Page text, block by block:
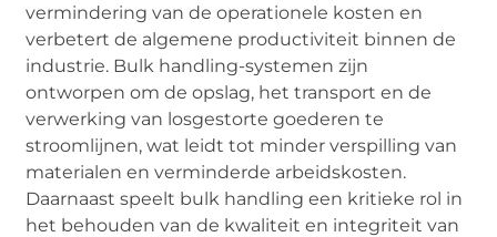
vermindering van de operationele kosten en
verbetert de algemene productiviteit binnen de
industrie. Bulk handling-systemen zijn
ontworpen om de opslag, het transport en de
verwerking van losgestorte goederen te
stroomlijnen, wat leidt tot minder verspilling van
materialen en verminderde arbeidskosten.
Daarnaast speelt bulk handling een kritieke rol in
het behouden van de kwaliteit en integriteit van